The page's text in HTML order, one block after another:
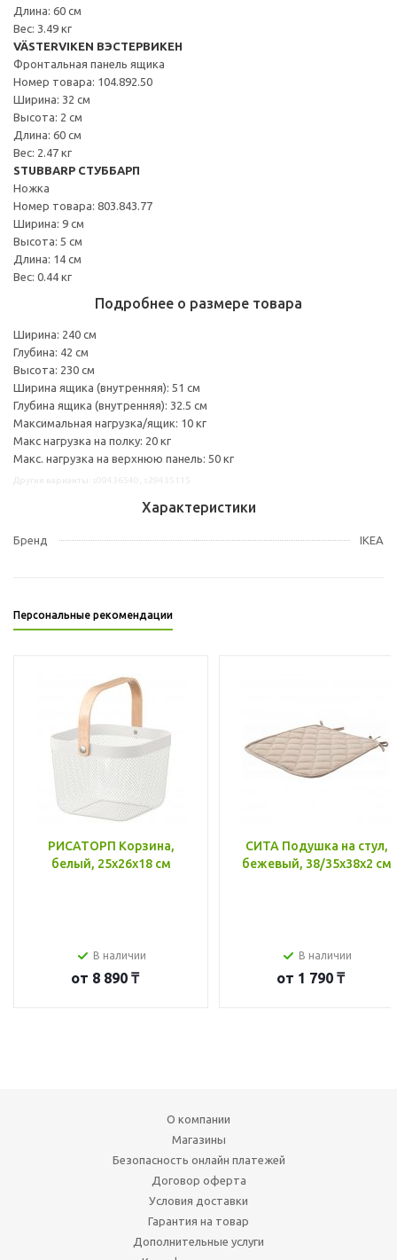
Длина: 60 см
Вес: 3.49 кг
VÄSTERVIKEN ВЭСТЕРВИКЕН
Фронтальная панель ящика
Номер товара: 104.892.50
Ширина: 32 см
Высота: 2 см
Длина: 60 см
Вес: 2.47 кг
STUBBARP СТУББАРП
Ножка
Номер товара: 803.843.77
Ширина: 9 см
Высота: 5 см
Длина: 14 см
Вес: 0.44 кг
Подробнее о размере товара
Ширина: 240 см
Глубина: 42 см
Высота: 230 см
Ширина ящика (внутренняя): 51 см
Глубина ящика (внутренняя): 32.5 см
Максимальная нагрузка/ящик: 10 кг
Макс нагрузка на полку: 20 кг
Макс. нагрузка на верхнюю панель: 50 кг
Характеристики
Бренд IKEA
Персональные рекомендации
РИСАТОРП Корзина,
белый, 25x26x18 см
В наличии
от 8 890 ₸
СИТА Подушка на стул,
бежевый, 38/35x38x2 см
В наличии
от 1 790 ₸
О компании
Магазины
Безопасность онлайн платежей
Договор оферта
Условия доставки
Гарантия на товар
Дополнительные услуги